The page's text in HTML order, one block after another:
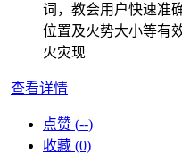
词，教会用户快速准
位置及火势大小等有
火灾现
查看详情
点赞 (--)
收藏 (0)